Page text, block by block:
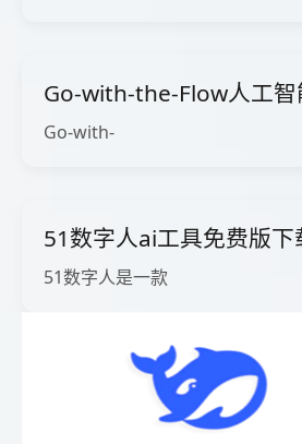
Go-with-the-Flow人工智
Go-with-
51数字人ai工具免费版下
51数字人是一款